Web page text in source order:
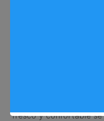
fresco y confortable